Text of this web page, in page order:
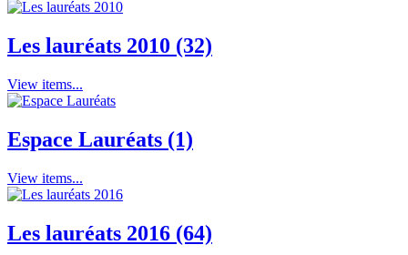
Les lauréats 2010 (32)
View items...
Espace Lauréats (1)
View items...
Les lauréats 2016 (64)